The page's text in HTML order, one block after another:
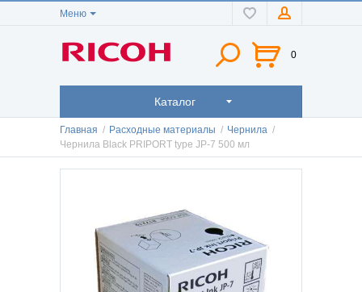
Меню
0
Каталог
Главная / Расходные материалы / Чернила /
Чернила Black PRIPORT type JP-7 500 мл